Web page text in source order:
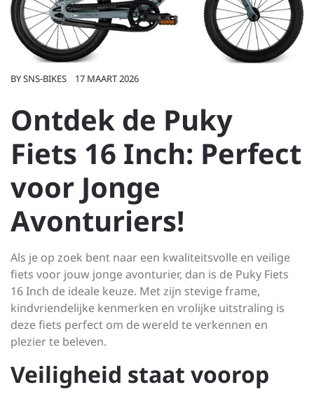
BYSNS-BIKES 17 MAART 2026
Ontdek de Puky
Fiets 16 Inch: Perfect
voor Jonge
Avonturiers!
Als je op zoek bent naar een kwaliteitsvolle en veilige
fiets voor jouw jonge avonturier, dan is de Puky Fiets
16 Inch de ideale keuze. Met zijn stevige frame,
kindvriendelijke kenmerken en vrolijke uitstraling is
deze fiets perfect om de wereld te verkennen en
plezier te beleven.
Veiligheid staat voorop